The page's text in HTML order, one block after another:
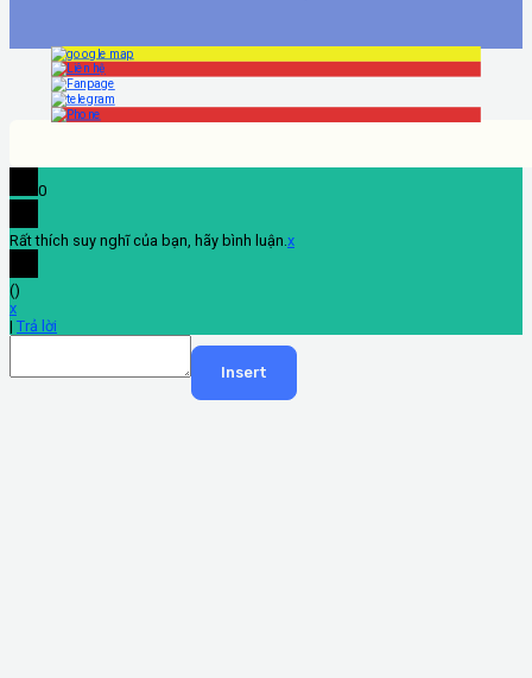
0
Rất thích suy nghĩ của bạn, hãy bình luận.x
()
x
| Trả lời
Insert